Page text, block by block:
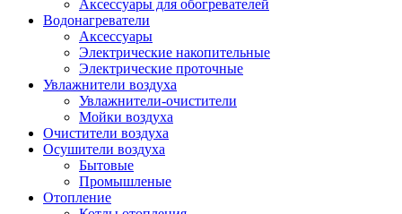
Аксессуары для обогревателей
Водонагреватели
Аксессуары
Электрические накопительные
Электрические проточные
Увлажнители воздуха
Увлажнители-очистители
Мойки воздуха
Очистители воздуха
Осушители воздуха
Бытовые
Промышленые
Отопление